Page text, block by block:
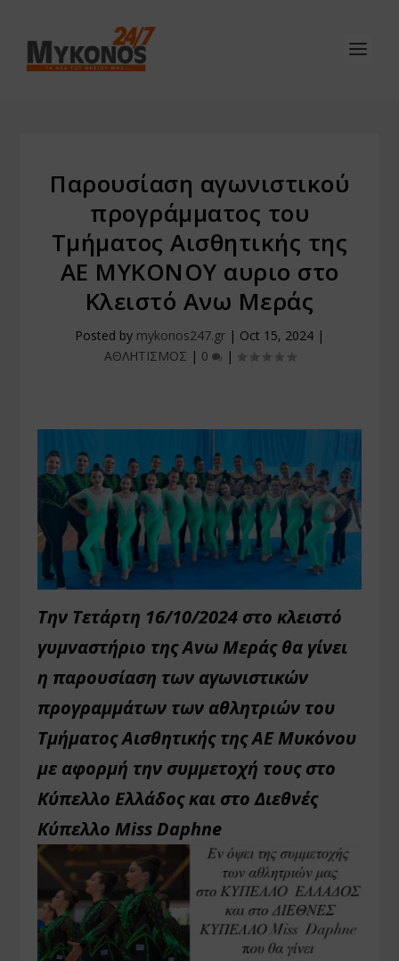
Παρουσίαση αγωνιστικού
προγράμματος του
Τμήματος Αισθητικής της
ΑΕ ΜΥΚΟΝΟΥ αυριο στο
Κλειστό Ανω Μεράς
Posted by mykonos247.gr | Oct 15, 2024 |
ΑΘΛΗΤΙΣΜΟΣ | 0 |
Την Τετάρτη 16/10/2024 στο κλειστό
γυμναστήριο της Ανω Μεράς θα γίνει
η παρουσίαση των αγωνιστικών
προγραμμάτων των αθλητριών του
Τμήματος Αισθητικής της ΑΕ Μυκόνου
με αφορμή την συμμετοχή τους στο
Κύπελλο Ελλάδος και στο Διεθνές
Κύπελλο Miss Daphne